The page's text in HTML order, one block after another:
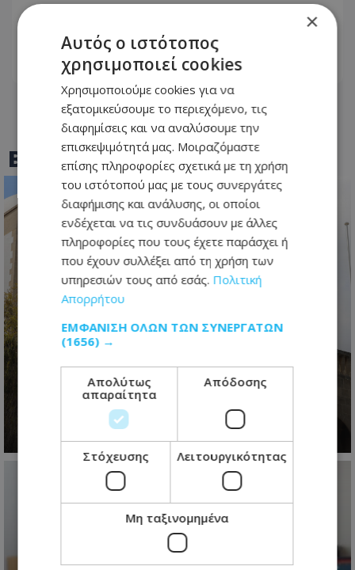
100 χρόνων!
06.08.2026 - 23:43
BEST OFTOTHEMAONLINE
υιοθετήθηκαν – Η Κυβέρνηση
απαντά για το Γνωμοδοτικό
08.08.2026 - 13:41
×
Αυτός ο ιστότοπος
χρησιμοποιεί cookies
Χρησιμοποιούμε cookies για να
εξατομικεύσουμε το περιεχόμενο, τις
διαφημίσεις και να αναλύσουμε την
επισκεψιμότητά μας. Μοιραζόμαστε
επίσης πληροφορίες σχετικά με τη χρήση
του ιστότοπού μας με τους συνεργάτες
διαφήμισης και ανάλυσης, οι οποίοι
ενδέχεται να τις συνδυάσουν με άλλες
πληροφορίες που τους έχετε παράσχει ή
που έχουν συλλέξει από τη χρήση των
υπηρεσιών τους από εσάς. Πολιτική
Απορρήτου
ΕΜΦΆΝΙΣΗ ΌΛΩΝ ΤΩΝ ΣΥΝΕΡΓΑΤΏΝ
(1656) →
Απολύτως
απαραίτητα
Απόδοσης
Στόχευσης Λειτουργικότητας
Μη ταξινομημένα